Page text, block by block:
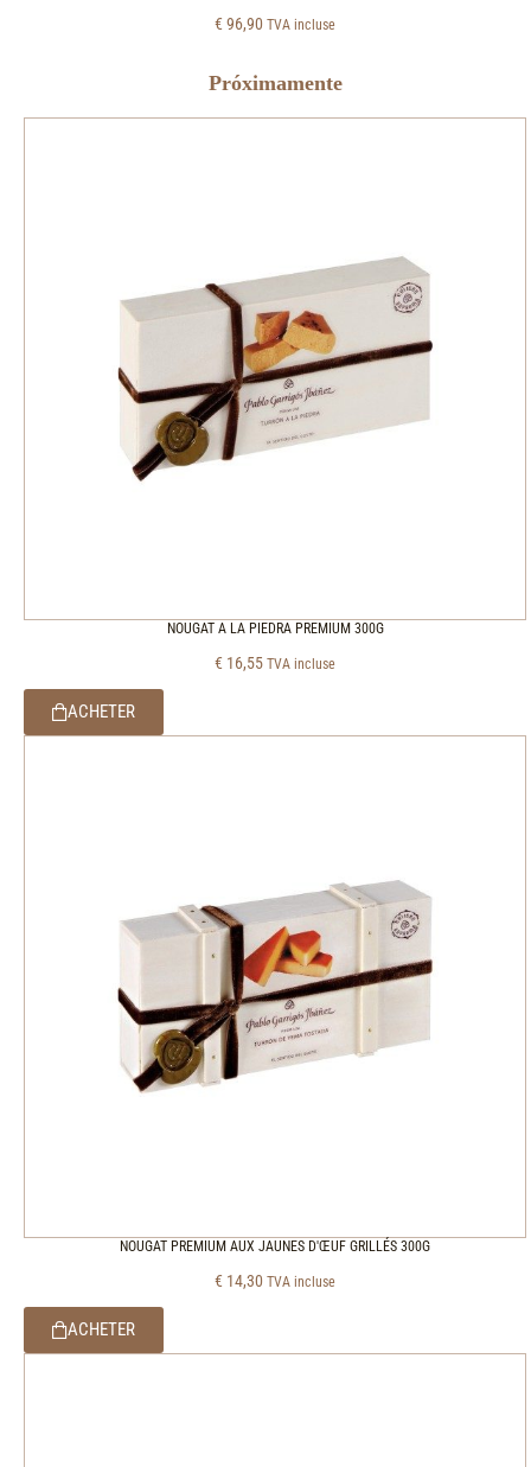
€ 96,90 TVA incluse
Próximamente
NOUGAT A LA PIEDRA PREMIUM 300G
€ 16,55 TVA incluse
ACHETER
NOUGAT PREMIUM AUX JAUNES D'ŒUF GRILLÉS 300G
€ 14,30 TVA incluse
ACHETER